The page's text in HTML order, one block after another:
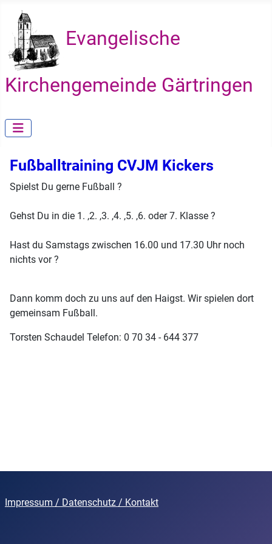
Evangelische
Kirchengemeinde Gärtringen
Fußballtraining CVJM Kickers
Spielst Du gerne Fußball ?
Gehst Du in die 1. ,2. ,3. ,4. ,5. ,6. oder 7. Klasse ?
Hast du Samstags zwischen 16.00 und 17.30 Uhr noch
nichts vor ?
Dann komm doch zu uns auf den Haigst. Wir spielen dort
gemeinsam Fußball.
Torsten Schaudel Telefon: 0 70 34 - 644 377
Impressum / Datenschutz / Kontakt